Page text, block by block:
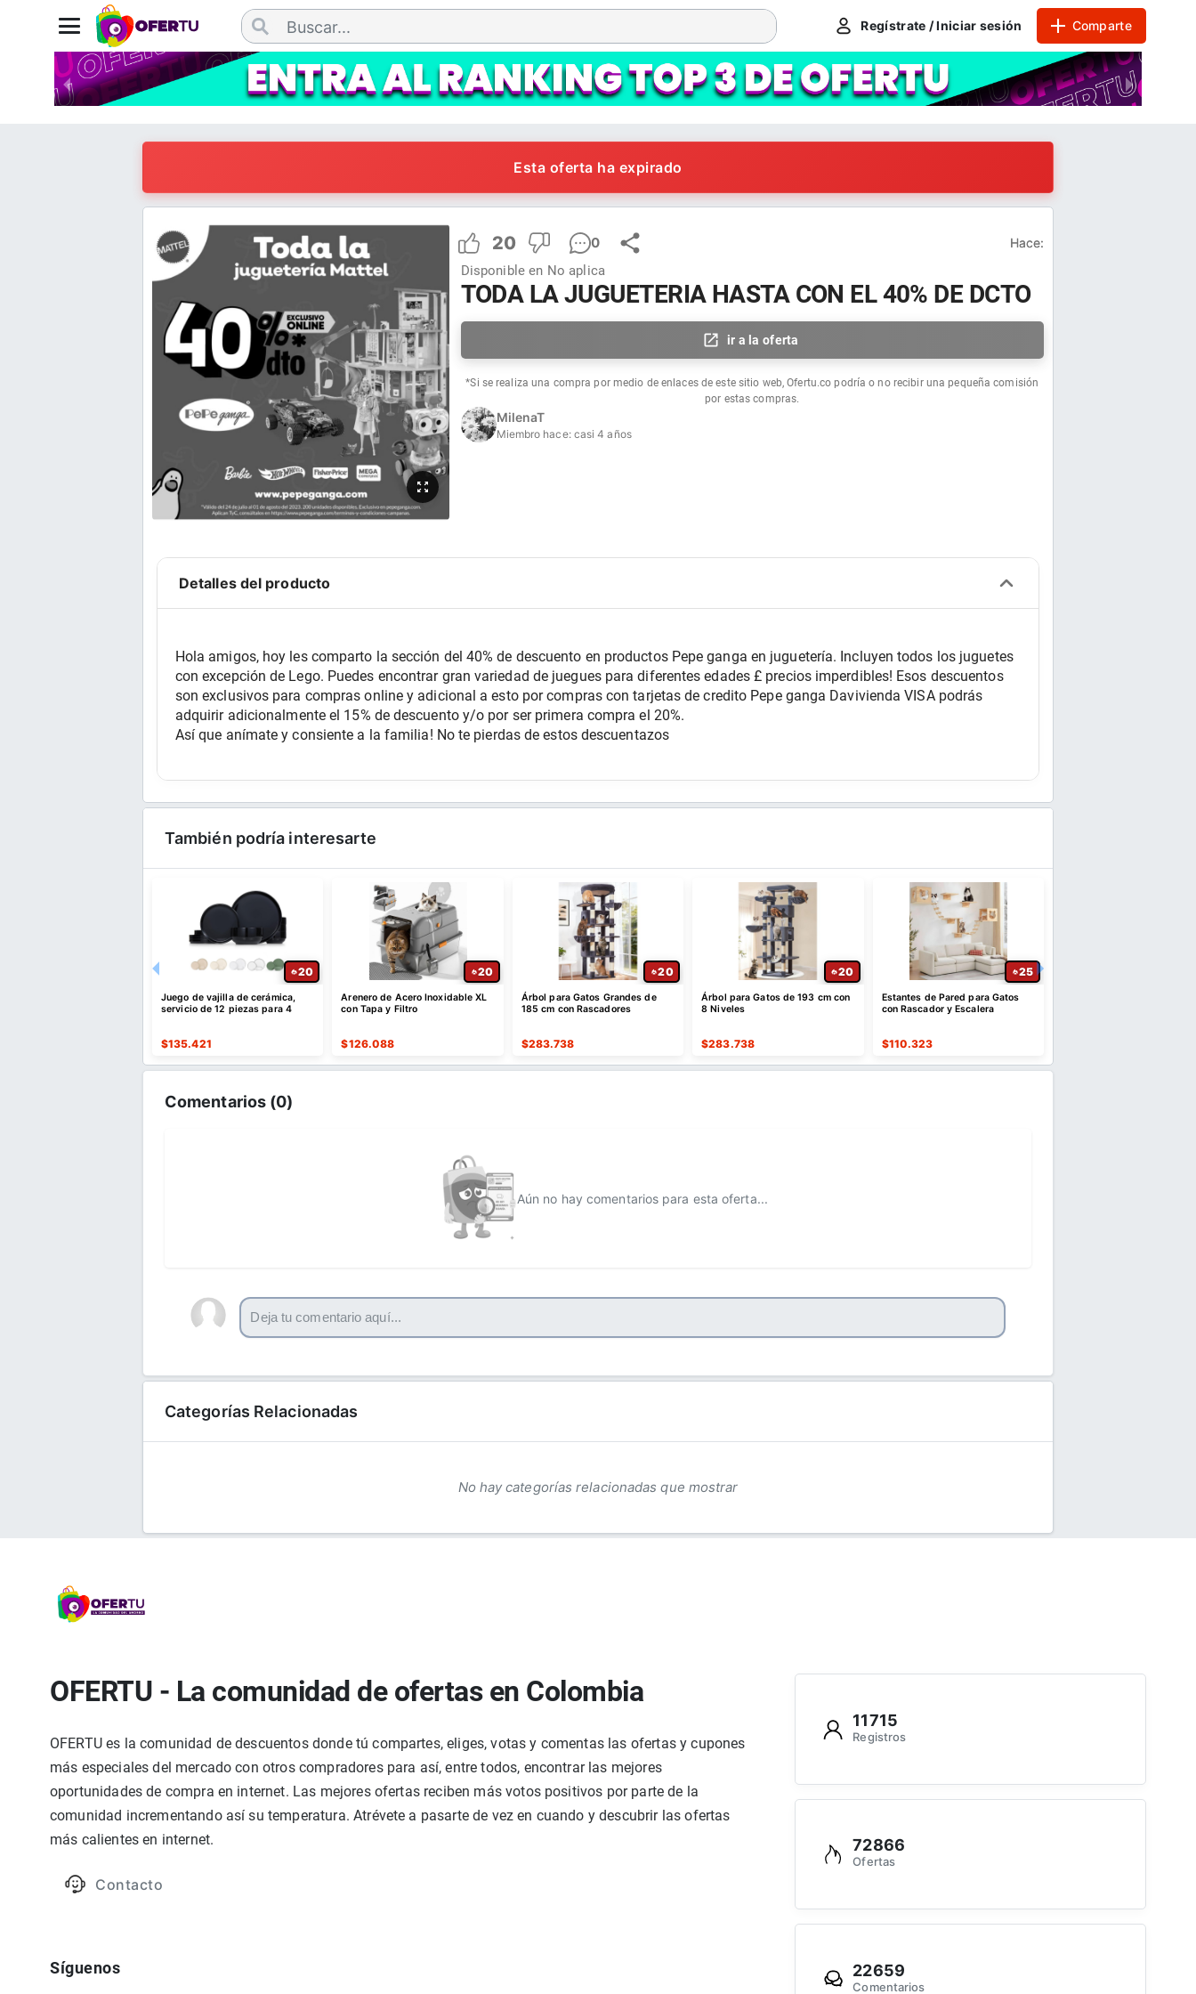
Regístrate / Iniciar sesión Comparte
Esta oferta ha expirado
20 0 Hace:
Disponible en No aplica
TODA LA JUGUETERIA HASTA CON EL 40% DE DCTO
ir a la oferta
*Si se realiza una compra por medio de enlaces de este sitio web, Ofertu.co podría o no recibir una pequeña comisión
por estas compras.
MilenaT
Miembro hace: casi 4 años
Detalles del producto
Hola amigos, hoy les comparto la sección del 40% de descuento en productos Pepe ganga en juguetería. Incluyen todos los juguetes
con excepción de Lego. Puedes encontrar gran variedad de juegues para diferentes edades £ precios imperdibles! Esos descuentos
son exclusivos para compras online y adicional a esto por compras con tarjetas de credito Pepe ganga Davivienda VISA podrás
adquirir adicionalmente el 15% de descuento y/o por ser primera compra el 20%.
Así que anímate y consiente a la familia! No te pierdas de estos descuentazos
También podría interesarte
20
Juego de vajilla de cerámica,
servicio de 12 piezas para 4
$135.421
20
Arenero de Acero Inoxidable XL
con Tapa y Filtro
$126.088
20
Árbol para Gatos Grandes de
185 cm con Rascadores
$283.738
20
Árbol para Gatos de 193 cm con
8 Niveles
$283.738
25
Estantes de Pared para Gatos
con Rascador y Escalera
$110.323
Comentarios (0)
Aún no hay comentarios para esta oferta...
Categorías Relacionadas
No hay categorías relacionadas que mostrar
OFERTU - La comunidad de ofertas en Colombia
OFERTU es la comunidad de descuentos donde tú compartes, eliges, votas y comentas las ofertas y cupones
más especiales del mercado con otros compradores para así, entre todos, encontrar las mejores
oportunidades de compra en internet. Las mejores ofertas reciben más votos positivos por parte de la
comunidad incrementando así su temperatura. Atrévete a pasarte de vez en cuando y descubrir las ofertas
más calientes en internet.
Contacto
Síguenos
11715
Registros
72866
Ofertas
22659
Comentarios